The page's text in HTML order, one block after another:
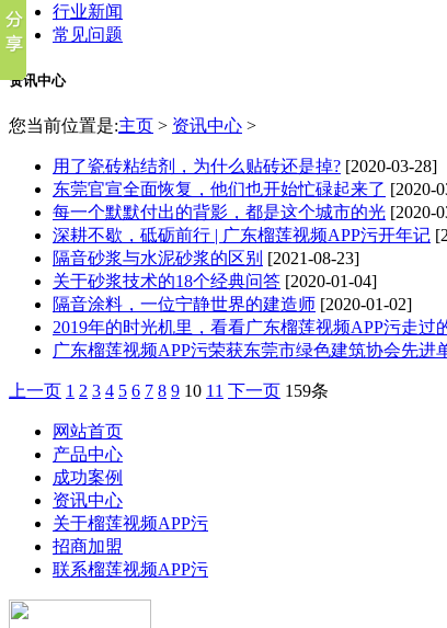
行业新闻
常见问题
资讯中心
您当前位置是:主页 > 资讯中心 >
用了瓷砖粘结剂，为什么贴砖还是掉? [2020-03-28]
东莞官宣全面恢复，他们也开始忙碌起来了 [2020-
每一个默默付出的背影，都是这个城市的光 [2020-
深耕不歇，砥砺前行 | 广东榴莲视频APP污开年记
隔音砂浆与水泥砂浆的区别 [2021-08-23]
关于砂浆技术的18个经典问答 [2020-01-04]
隔音涂料​，一位宁静世界的建造师 [2020-01-02]
2019年的时光机里，看看广东榴莲视频APP污走过
广东榴莲视频APP污荣获东莞市绿色建筑协会先进
上一页 1 2 3 4 5 6 7 8 9 10 11 下一页 159条
网站首页
产品中心
成功案例
资讯中心
关于榴莲视频APP污
招商加盟
联系榴莲视频APP污